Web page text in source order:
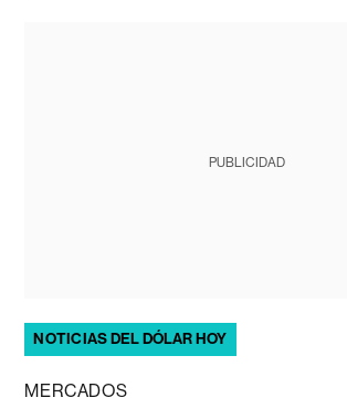
PUBLICIDAD
NOTICIAS DEL DÓLAR HOY
MERCADOS